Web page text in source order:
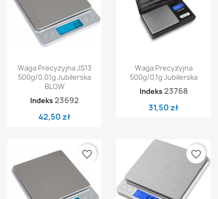
Waga Precyzyjna JS13
500g/0,01g Jubilerska
BLOW
Indeks 23692
42,50 zł
Waga Precyzyjna
500g/0,1g Jubilerska
Indeks 23768
31,50 zł
favorite_border favorite_border